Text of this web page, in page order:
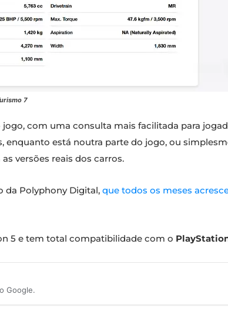
7
com uma consulta mais facilitada para
está noutra parte do jogo, ou
versões reais dos carros.
da Polyphony Digital, que todos os meses
5 e tem total compatibilidade com o
Google.